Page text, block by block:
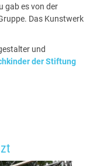
gab es von der
Das Kunstwerk
und
der Stiftung